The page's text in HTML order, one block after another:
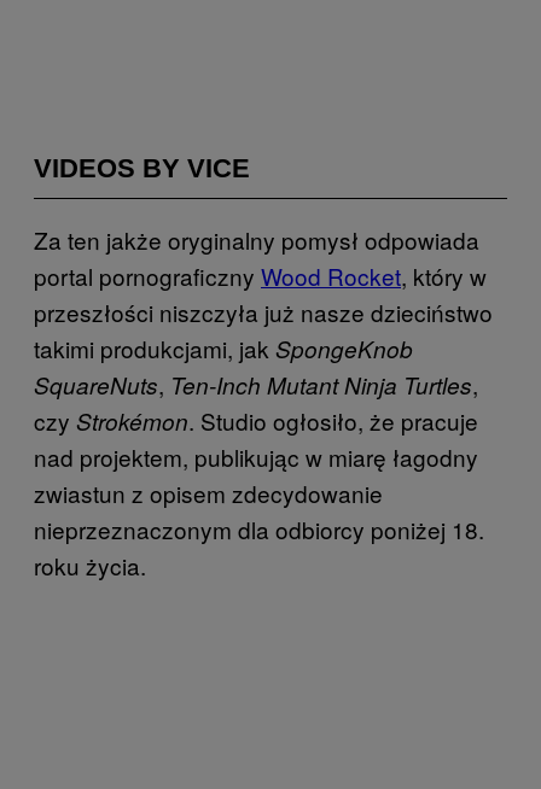
VIDEOS BY VICE
Za ten jakże oryginalny pomysł odpowiada
portal pornograficzny Wood Rocket, który w
przeszłości niszczyła już nasze dzieciństwo
takimi produkcjami, jak SpongeKnob
SquareNuts, Ten-Inch Mutant Ninja Turtles,
czy Strokémon. Studio ogłosiło, że pracuje
nad projektem, publikując w miarę łagodny
zwiastun z opisem zdecydowanie
nieprzeznaczonym dla odbiorcy poniżej 18.
roku życia.